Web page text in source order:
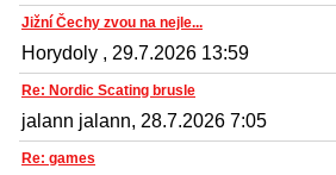
Jižní Čechy zvou na nejle...
Horydoly , 29.7.2026 13:59
Re: Nordic Scating brusle
jalann jalann, 28.7.2026 7:05
Re: games